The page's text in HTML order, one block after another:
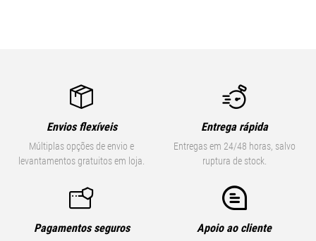
Envios flexíveis
Múltiplas opções de envio e
levantamentos gratuitos em loja.
Entrega rápida
Entregas em 24/48 horas, salvo
ruptura de stock.
Pagamentos seguros Apoio ao cliente